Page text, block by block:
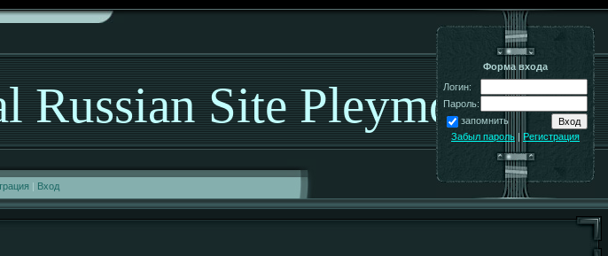
Russian Site Pleymo!
| Вход
Форма входа
Логин:
Пароль:
запомнить
Забыл пароль | Регистрация